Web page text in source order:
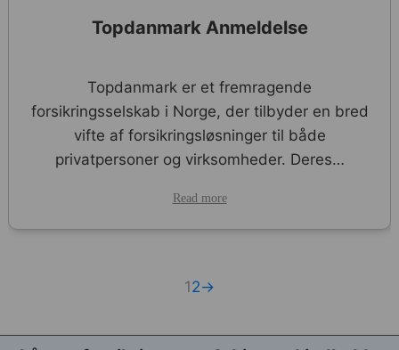
Topdanmark Anmeldelse
Topdanmark er et fremragende
forsikringsselskab i Norge, der tilbyder en bred
vifte af forsikringsløsninger til både
privatpersoner og virksomheder. Deres…
Read more
12→